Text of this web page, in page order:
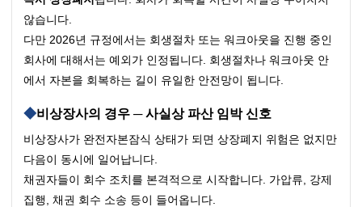
않습니다.
다만 2026년 규정에서는 회생절차 또는 워크아웃을 진행 중인
회사에 대해서는 예외가 인정됩니다. 회생절차나 워크아웃 안
에서 자본을 회복하는 길이 유일한 안전망이 됩니다.
비상장사의 경우 ─ 사실상 파산 임박 신호
비상장사가 완전자본잠식 상태가 되면 상장폐지 위험은 없지만
다음이 동시에 일어납니다.
채권자들이 회수 조치를 본격적으로 시작합니다. 가압류, 강제
집행, 채권 회수 소송 등이 들어옵니다.